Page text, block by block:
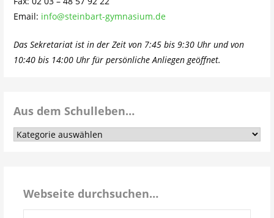
Email: info@steinbart-gymnasium.de
Das Sekretariat ist in der Zeit von 7:45 bis 9:30 Uhr und von
10:40 bis 14:00 Uhr für persönliche Anliegen geöffnet.
Aus dem Schulleben…
Aus
Webseite durchsuchen…